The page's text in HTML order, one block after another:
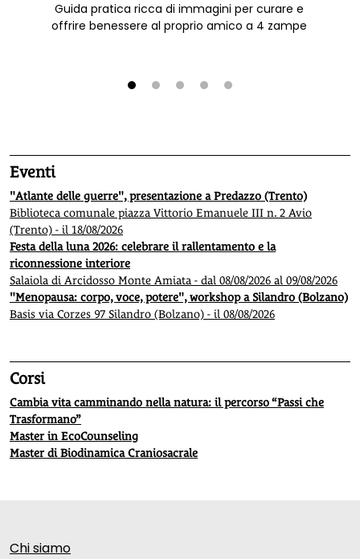
Guida pratica ricca di immagini per curare e
offrire benessere al proprio amico a 4 zampe
Eventi
"Atlante delle guerre", presentazione a Predazzo (Trento)
Biblioteca comunale piazza Vittorio Emanuele III n. 2 Avio
(Trento) - il 18/08/2026
Festa della luna 2026: celebrare il rallentamento e la
riconnessione interiore
Salaiola di Arcidosso Monte Amiata - dal 08/08/2026 al 09/08/2026
"Menopausa: corpo, voce, potere", workshop a Silandro (Bolzano)
Basis via Corzes 97 Silandro (Bolzano) - il 08/08/2026
Corsi
Cambia vita camminando nella natura: il percorso “Passi che
Trasformano”
Master in EcoCounseling
Master di Biodinamica Craniosacrale
Chi siamo